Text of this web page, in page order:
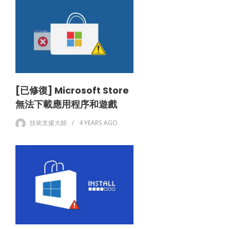
[已修復] Microsoft Store
無法下載應用程序和遊戲
技術支援大師 4 YEARS AGO